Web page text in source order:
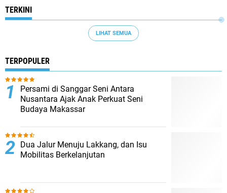
TERKINI
LIHAT SEMUA
TERPOPULER
Persami di Sanggar Seni Antara
Nusantara Ajak Anak Perkuat Seni
Budaya Makassar
Dua Jalur Menuju Lakkang, dan Isu
Mobilitas Berkelanjutan